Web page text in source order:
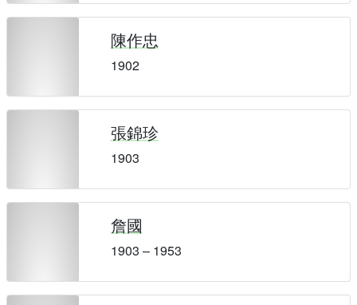
陳作忠
1902
張錦珍
1903
詹國
1903 – 1953